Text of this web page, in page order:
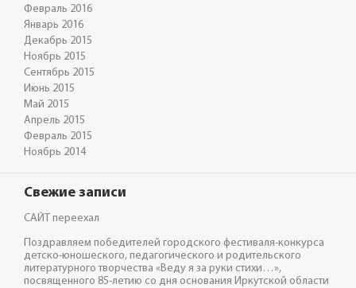
Февраль 2016
Январь 2016
Декабрь 2015
Ноябрь 2015
Сентябрь 2015
Июнь 2015
Май 2015
Апрель 2015
Февраль 2015
Ноябрь 2014
Свежие записи
САЙТ переехал
Поздравляем победителей городского фестиваля-конкурса
детско-юношеского, педагогического и родительского
литературного творчества «Веду я за руки стихи…»,
посвященного 85-летию со дня основания Иркутской области